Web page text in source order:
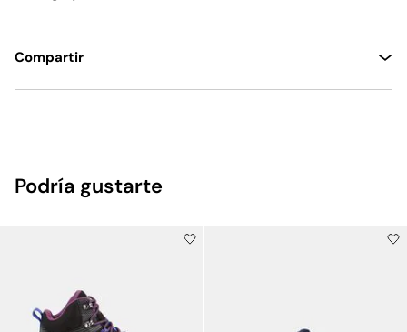
Compartir
Podría gustarte